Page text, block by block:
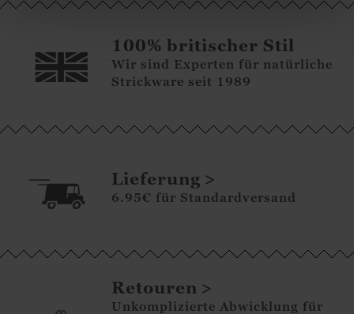
100% britischer Stil
Wir sind Experten für natürliche
Strickware seit 1989
Lieferung
6.95€ für Standardversand
Retouren
Unkomplizierte Abwicklung für